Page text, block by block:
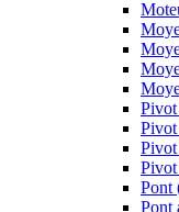
Pivot
Pivot
Pont
Pont